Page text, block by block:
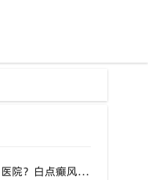
[健康科普]泉州能看好白癜风的医院？白点癫风需要注意什么饮食？